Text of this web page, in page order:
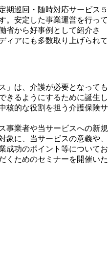
期巡回・随時対応サービス５
。安定した事業運営を行って
省から好事例として紹介さ
ィアにも多数取り上げられて
」は、介護が必要となっても
きるようにするために誕生し
核的な役割を担う介護保険サ
事業者や当サービスへの新規
象に、当サービスの意義や、
成功のポイント等についてお
くためのセミナーを開催いた